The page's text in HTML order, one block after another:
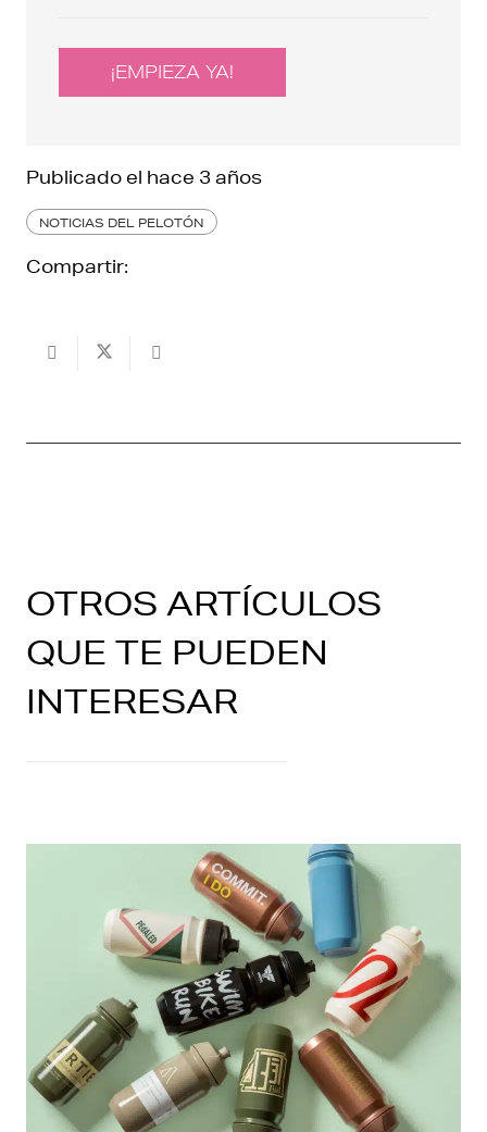
¡EMPIEZA YA!
Publicado el hace 3 años
NOTICIAS DEL PELOTÓN
Compartir:
OTROS ARTÍCULOS
QUE TE PUEDEN
INTERESAR